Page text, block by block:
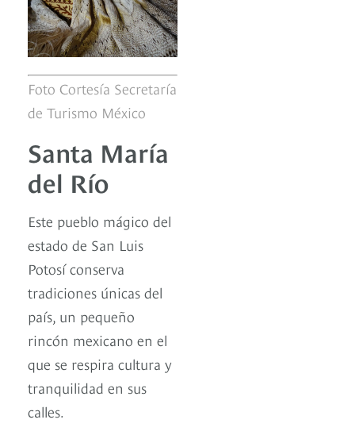
Foto Cortesía Secretaría
de Turismo México
Santa María
del Río
Este pueblo mágico del
estado de San Luis
Potosí conserva
tradiciones únicas del
país, un pequeño
rincón mexicano en el
que se respira cultura y
tranquilidad en sus
calles.